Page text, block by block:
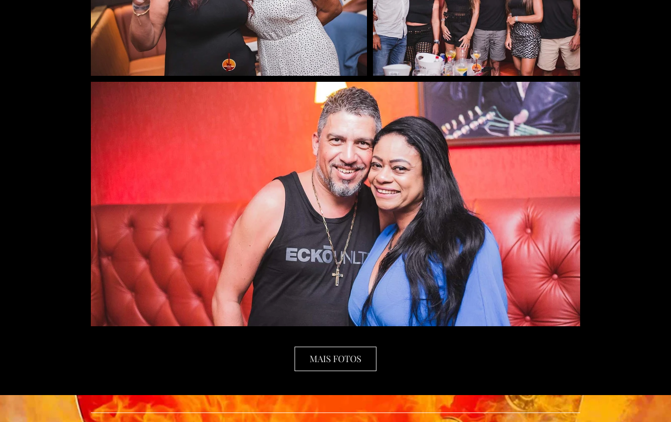
MAIS FOTOS